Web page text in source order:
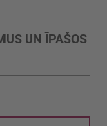
UN ĪPAŠOS